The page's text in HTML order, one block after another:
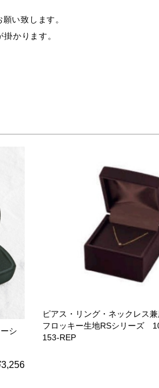
い致します。
かります。
シ
ピアス・リング・ネックレス
フロッキー生地RSシリーズ
153-REP